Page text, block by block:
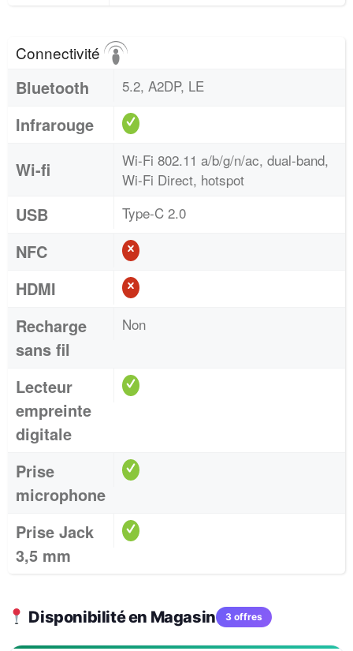
Connectivité
Bluetooth 5.2, A2DP, LE
Infrarouge
Wi-fi
Wi-Fi 802.11 a/b/g/n/ac, dual-band,
Wi-Fi Direct, hotspot
USB Type-C 2.0
NFC
HDMI
Recharge
sans fil
Non
Lecteur
empreinte
digitale
Prise
microphone
Prise Jack
3,5 mm
Disponibilité en Magasin 3 offres